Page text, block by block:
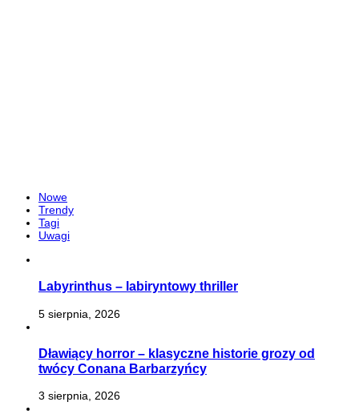
Nowe
Trendy
Tagi
Uwagi
Labyrinthus – labiryntowy thriller
5 sierpnia, 2026
Dławiący horror – klasyczne historie grozy od
twócy Conana Barbarzyńcy
3 sierpnia, 2026